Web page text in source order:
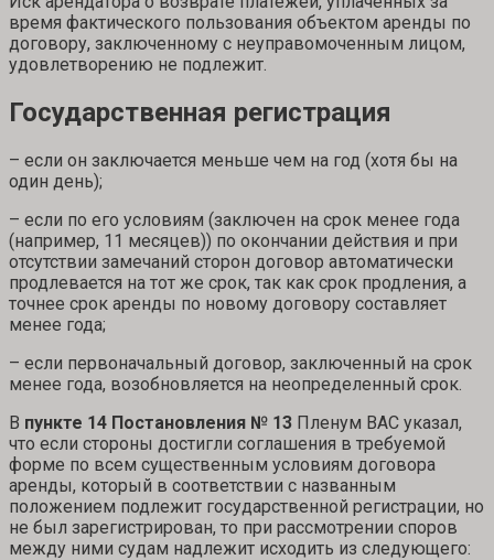
время фактического пользования объектом аренды по
договору, заключенному с неуправомоченным лицом,
удовлетворению не подлежит.
Государственная регистрация
– если он заключается меньше чем на год (хотя бы на
один день);
– если по его условиям (заключен на срок менее года
(например, 11 месяцев)) по окончании действия и при
отсутствии замечаний сторон договор автоматически
продлевается на тот же срок, так как срок продления, а
точнее срок аренды по новому договору составляет
менее года;
– если первоначальный договор, заключенный на срок
менее года, возобновляется на неопределенный срок.
В пункте 14 Постановления № 13 Пленум ВАС указал,
что если стороны достигли соглашения в требуемой
форме по всем существенным условиям договора
аренды, который в соответствии с названным
положением подлежит государственной регистрации, но
не был зарегистрирован, то при рассмотрении споров
между ними судам надлежит исходить из следующего: